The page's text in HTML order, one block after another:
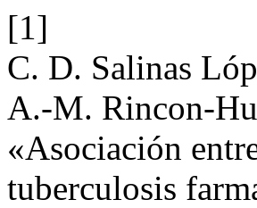
[1]
C. D. Salinas
A.-M. Rincon-
«Asociación
tuberculosis